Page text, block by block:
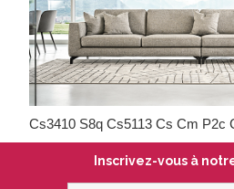
Cs3410 S8q Cs5113 Cs Cm P2c
Inscrivez-vous à